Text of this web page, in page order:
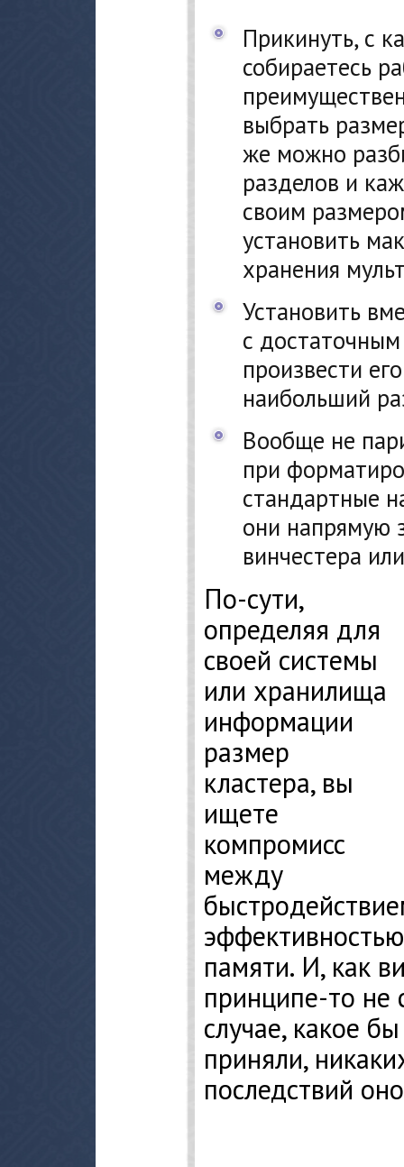
Прикинуть, с
собираетесь
выбрать
же можно
разделов и
своим
установить
хранения
Установить
с
произвести
наибольший
Вообще не
при
стандартные
они напрямую
винчестера
По-сути,
определяя для
своей системы
или хранилища
информации
размер
кластера, вы
ищете
компромисс
между
памяти. И, как
принципе-то не
случае, какое
приняли,
последствий